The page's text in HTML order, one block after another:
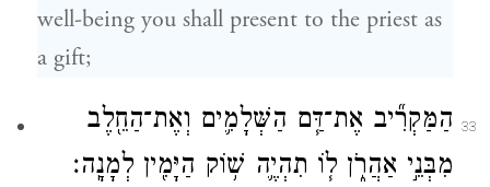
well-being you shall present to the priest as
a gift;
33
הַמַּקְרִ֞יב אֶת־דַּ֧ם הַשְּׁלָמִ֛ים וְאֶת־הַחֵ֖לֶב
מִבְּנֵ֣י אַהֲרֹ֑ן ל֧וֹ תִהְיֶ֛ה שׁ֥וֹק הַיָּמִ֖ין לְמָנָֽה׃